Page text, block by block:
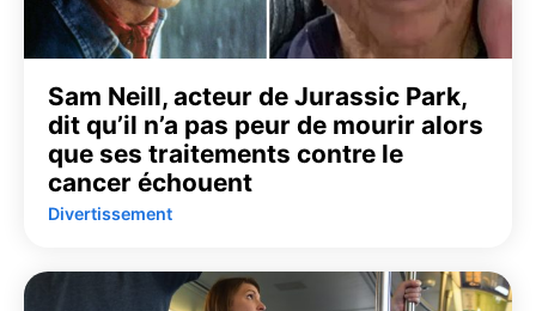
Sam Neill, acteur de Jurassic Park,
dit qu’il n’a pas peur de mourir alors
que ses traitements contre le
cancer échouent
Divertissement